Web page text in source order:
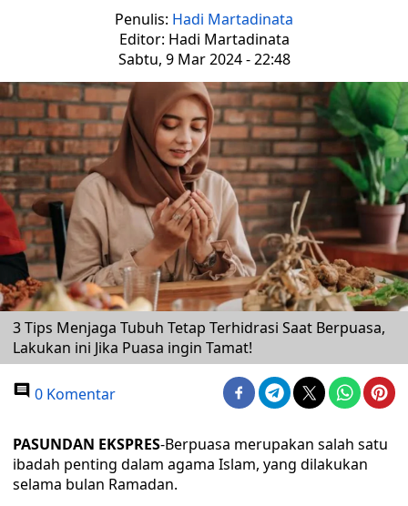
Penulis: Hadi Martadinata
Editor: Hadi Martadinata
Sabtu, 9 Mar 2024 - 22:48
3 Tips Menjaga Tubuh Tetap Terhidrasi Saat Berpuasa,
Lakukan ini Jika Puasa ingin Tamat!
0 Komentar
PASUNDAN EKSPRES-Berpuasa merupakan salah satu
ibadah penting dalam agama Islam, yang dilakukan
selama bulan Ramadan.